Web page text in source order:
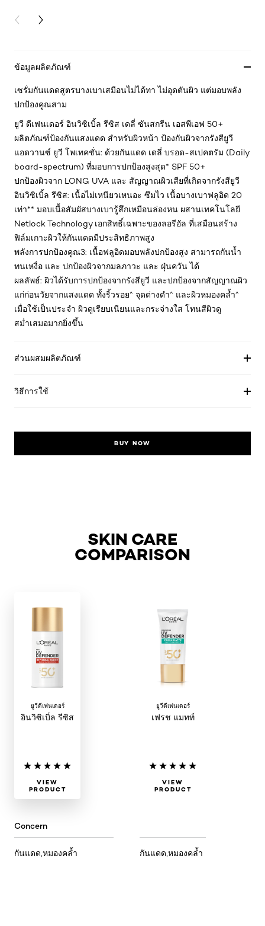
PREVIOUS CARD
NEXT CARD
ข้อมูลผลิตภัณฑ์
เซรั่มกันแดดสูตรบางเบาเสมือนไม่ได้ทา ไม่อุดตันผิว แต่มอบพลัง
ปกป้องคูณสาม
ยูวี ดีเฟนเดอร์ อินวิซิเบิ้ล รีซิส เดลี่ ซันสกรีน เอสพีเอฟ 50+
ผลิตภัณฑ์ป้องกันแสงแดด สำหรับผิวหน้า ป้องกันผิวจากรังสียูวี
แอดวานซ์ ยูวี โพเทคชั่น: ด้วยกันแดด เดลี่ บรอด-สเปคตรัม (Daily
board-spectrum) ที่มอบการปกป้องสูงสุด* SPF 50+
ปกป้องผิวจาก LONG UVA และ สัญญาณผิวเสียที่เกิดจากรังสียูวี
อินวิซิเบิ้ล รีซิส: เนื้อไม่เหนียวเหนอะ ซึมไว เนื้อบางเบาฟลูอิด 20
เท่า** มอบเนื้อสัมผัสบางเบารู้สึกเหมือนล่องหน ผสานเทคโนโลยี
Netlock Technology เอกสิทธิ์เฉพาะของลอรีอัล ที่เสมือนสร้าง
ฟิล์มเกาะผิวให้กันแดดมีประสิทธิภาพสูง
พลังการปกป้องคูณ3: เนื้อฟลูอิดมอบพลังปกป้องสูง สามารถกันน้ำ
ทนเหงื่อ และ ปกป้องผิวจากมลภาวะ และ ฝุ่นควัน ได้
ผลลัพธ์: ผิวได้รับการปกป้องจากรังสียูวี และปกป้องจากสัญญาณผิว
แก่ก่อนวัยจากแสงแดด ทั้งริ้วรอย^ จุดด่างดำ^ และผิวหมองคล้ำ^
เมื่อใช้เป็นประจำ ผิวดูเรียบเนียนและกระจ่างใส โทนสีผิวดู
สม่ำเสมอมากยิ่งขึ้น
ส่วนผสมผลิตภัณฑ์
วิธีการใช้
BUY NOW
SKIN CARE
COMPARISON
ยูวีดีเฟนเดอร์
อินวิซิเบิ้ล รีซิส
VIEW
PRODUCT
Concern
กันแดด,หมองคล้ำ
ยูวีดีเฟนเดอร์
เฟรช แมทท์
VIEW
PRODUCT
กันแดด,หมองคล้ำ